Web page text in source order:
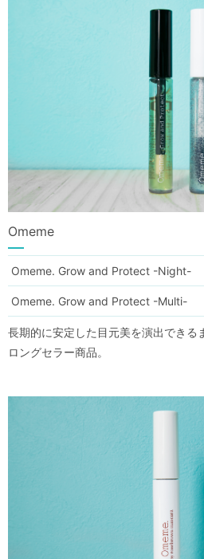
Omeme
Omeme. Grow and Protect -Night-
Omeme. Grow and Protect -Multi-
長期的に安定した目元美を演出できる
ロングセラー商品。